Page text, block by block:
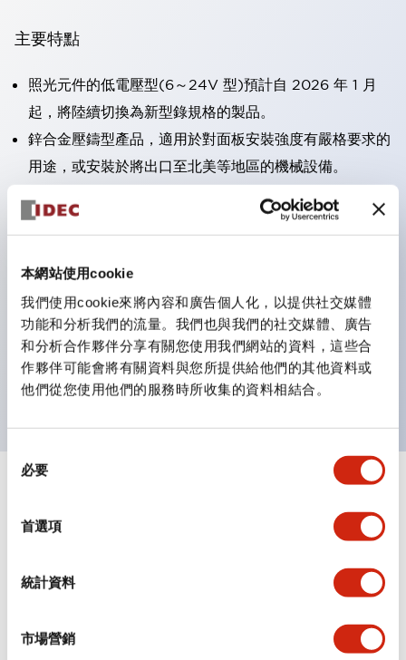
本網站使用cookie
我們使用cookie來將內容和廣告個人化，以提供社交媒體
功能和分析我們的流量。我們也與我們的社交媒體、廣告
和分析合作夥伴分享有關您使用我們網站的資料，這些合
作夥伴可能會將有關資料與您所提供給他們的其他資料或
他們從您使用他們的服務時所收集的資料相結合。
必要
首選項
統計資料
市場營銷
主要特點
照光元件的低電壓型(6～24V 型)預計自 2026 年 1 月
起，將陸續切換為新型錄規格的製品。
鋅合金壓鑄型產品，適用於對面板安裝強度有嚴格要求的
用途，或安裝於將出口至北美等地區的機械設備。
採用HW-U 型接點塊，該接點塊具備手指保護結構、螺
絲彈升端子構造且對應IP20 保護等級 。
壓最高可支援至 240V。
一顆 LED 燈泡即可呈現六種顏色（LSRD 燈泡）。以往
需分色管理的 LED 燈泡，如今可用單一顆燈泡呈現多種
顏色。
主要機種已通過UL和CSA認證，並符合EN標準。
審美規範
環境規範
機械規格